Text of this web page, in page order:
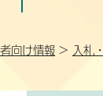
向け情報 > 入札